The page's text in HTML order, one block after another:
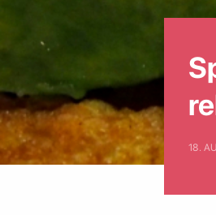
18.